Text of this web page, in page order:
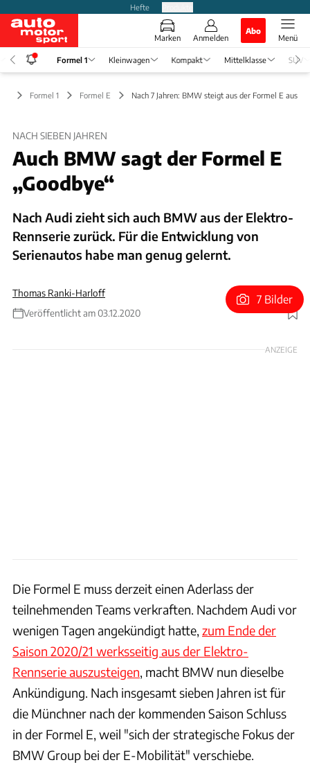
Hefte
Marken Anmelden
Abo
Menü
Formel 1 Kleinwagen Kompakt Mittelklasse SUV
Formel 1 Formel E Nach 7 Jahren: BMW steigt aus der Formel E aus
NACH SIEBEN JAHREN
Auch BMW sagt der Formel E
„Goodbye“
Nach Audi zieht sich auch BMW aus der Elektro-
Rennserie zurück. Für die Entwicklung von
Serienautos habe man genug gelernt.
Thomas Ranki-Harloff
Veröffentlicht am 03.12.2020
Foto: BMW
7 Bilder
ANZEIGE
Die Formel E muss derzeit einen Aderlass der
teilnehmenden Teams verkraften. Nachdem Audi vor
wenigen Tagen angekündigt hatte, zum Ende der
Saison 2020/21 werksseitig aus der Elektro-
Rennserie auszusteigen, macht BMW nun dieselbe
Ankündigung. Nach insgesamt sieben Jahren ist für
die Münchner nach der kommenden Saison Schluss
in der Formel E, weil "sich der strategische Fokus der
BMW Group bei der E-Mobilität" verschiebe.